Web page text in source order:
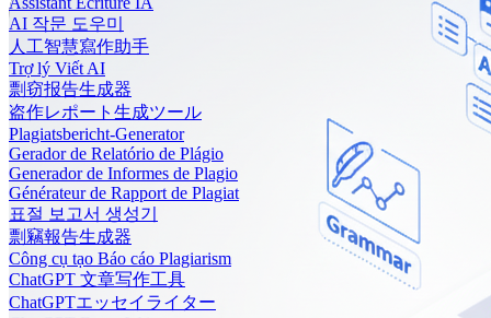
AI 작문 도우미
人工智慧寫作助手
Trợ lý Viết AI
剽窃报告生成器
盗作レポート生成ツール
Plagiatsbericht-Generator
Gerador de Relatório de Plágio
Generador de Informes de Plagio
Générateur de Rapport de Plagiat
표절 보고서 생성기
剽竊報告生成器
Công cụ tạo Báo cáo Plagiarism
ChatGPT 文章写作工具
ChatGPTエッセイライター